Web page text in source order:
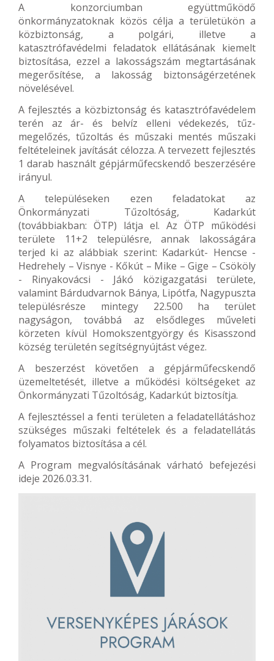
A konzorciumban együttműködő
önkormányzatoknak közös célja a területükön a
közbiztonság, a polgári, illetve a
katasztrófavédelmi feladatok ellátásának kiemelt
biztosítása, ezzel a lakosságszám megtartásának
megerősítése, a lakosság biztonságérzetének
növelésével.
A fejlesztés a közbiztonság és katasztrófavédelem
terén az ár- és belvíz elleni védekezés, tűz-
megelőzés, tűzoltás és műszaki mentés műszaki
feltételeinek javítását célozza. A tervezett fejlesztés
1 darab használt gépjárműfecskendő beszerzésére
irányul.
A településeken ezen feladatokat az
Önkormányzati Tűzoltóság, Kadarkút
(továbbiakban: ÖTP) látja el. Az ÖTP működési
területe 11+2 településre, annak lakosságára
terjed ki az alábbiak szerint: Kadarkút- Hencse -
Hedrehely – Visnye - Kőkút – Mike – Gige – Csököly
- Rinyakovácsi - Jákó közigazgatási területe,
valamint Bárdudvarnok Bánya, Lipótfa, Nagypuszta
településrésze mintegy 22.500 ha terület
nagyságon, továbbá az elsődleges műveleti
körzeten kívül Homokszentgyörgy és Kisasszond
község területén segítségnyújtást végez.
A beszerzést követően a gépjárműfecskendő
üzemeltetését, illetve a működési költségeket az
Önkormányzati Tűzoltóság, Kadarkút biztosítja.
A fejlesztéssel a fenti területen a feladatellátáshoz
szükséges műszaki feltételek és a feladatellátás
folyamatos biztosítása a cél.
A Program megvalósításának várható befejezési
ideje 2026.03.31.